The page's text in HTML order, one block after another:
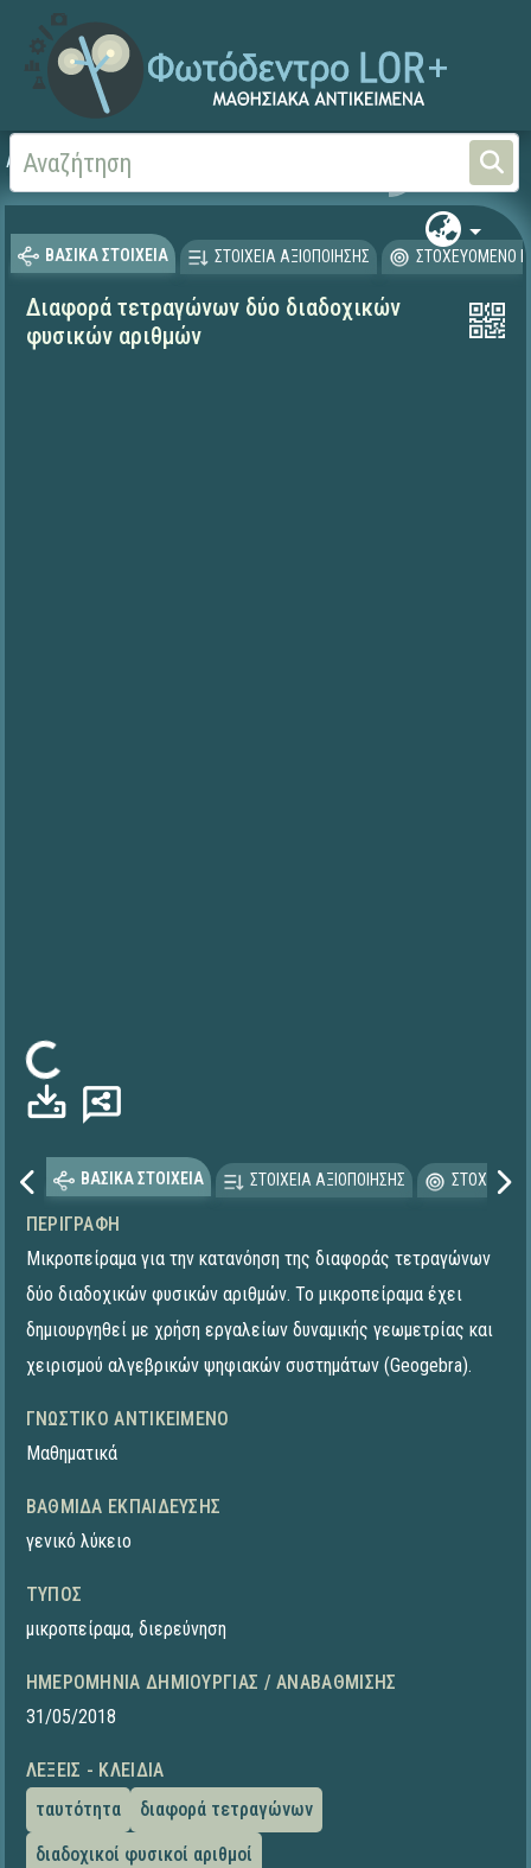
Αρχική
ΒΑΣΙΚΑ ΣΤΟΙΧΕΙΑ ΣΤΟΙΧΕΙΑ ΑΞΙΟΠΟΙΗΣΗΣ ΣΤΟΧΕΥΟΜΕΝΟ
Διαφορά τετραγώνων δύο διαδοχικών
φυσικών αριθμών
Φόρτωση...
ΒΑΣΙΚΑ ΣΤΟΙΧΕΙΑ ΣΤΟΙΧΕΙΑ ΑΞΙΟΠΟΙΗΣΗΣ
ΠΕΡΙΓΡΑΦΉ
Μικροπείραμα για την κατανόηση της διαφοράς τετραγώνων
δύο διαδοχικών φυσικών αριθμών. To μικροπείραμα έχει
δημιουργηθεί με χρήση εργαλείων δυναμικής γεωμετρίας και
χειρισμού αλγεβρικών ψηφιακών συστημάτων (Geogebra).
ΓΝΩΣΤΙΚΌ ΑΝΤΙΚΕΊΜΕΝΟ
Μαθηματικά
ΒΑΘΜΊΔΑ ΕΚΠΑΊΔΕΥΣΗΣ
γενικό λύκειο
ΤΎΠΟΣ
μικροπείραμα, διερεύνηση
ΗΜΕΡΟΜΗΝΊΑ ΔΗΜΙΟΥΡΓΊΑΣ / ΑΝΑΒΆΘΜΙΣΗΣ
31/05/2018
ΛΈΞΕΙΣ - ΚΛΕΙΔΙΆ
ταυτότητα
διαφορά τετραγώνων
διαδοχικοί φυσικοί αριθμοί